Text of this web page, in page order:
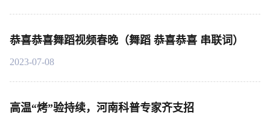
恭喜恭喜舞蹈视频春晚（舞蹈 恭喜恭喜 串联词）
2023-07-08
高温“烤”验持续，河南科普专家齐支招